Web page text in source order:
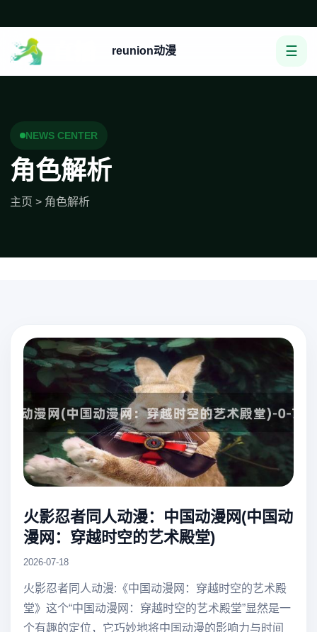
reunion动漫 ☰
NEWS CENTER
角色解析
主页 > 角色解析
火影忍者同人动漫：中国动漫网(中国动
漫网：穿越时空的艺术殿堂)
2026-07-18
火影忍者同人动漫:《中国动漫网：穿越时空的艺术殿
堂》这个“中国动漫网：穿越时空的艺术殿堂”显然是一
个有趣的定位，它巧妙地将中国动漫的影响力与时间